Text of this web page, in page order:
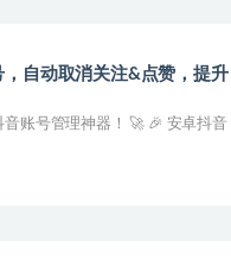
自动取消关注&点赞，提升
账号管理神器！ 🚀 🎉 安卓抖音